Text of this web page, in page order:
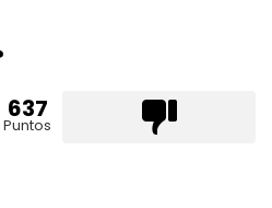
637
Puntos